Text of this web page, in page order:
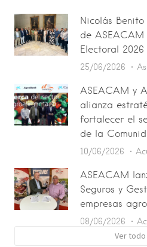
Nicolás
de
Electoral 2026
25/06/2026
ASEACAM y
alianza
fortalecer el
de la
10/06/2026
ASEACAM
Seguros y
empresas
08/06/2026
Ver todo